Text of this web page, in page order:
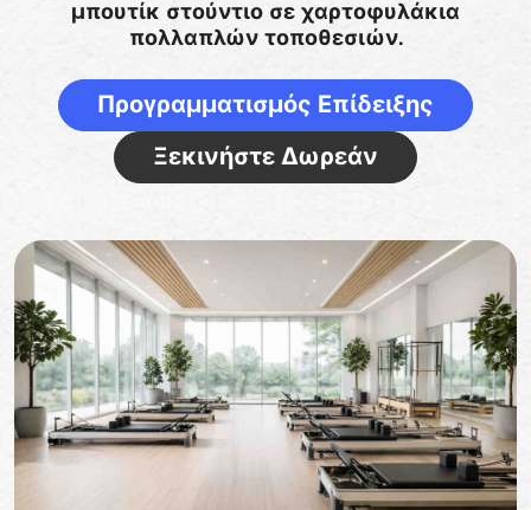
μπουτίκ στούντιο σε χαρτοφυλάκια
πολλαπλών τοποθεσιών.
Προγραμματισμός Επίδειξης
Ξεκινήστε Δωρεάν